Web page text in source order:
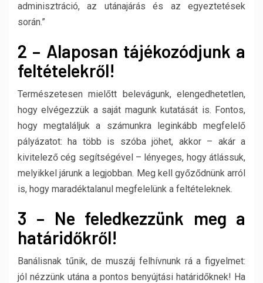
adminisztráció, az utánajárás és az egyeztetések
során.”
2 – Alaposan tájékozódjunk a
feltételekről!
Természetesen mielőtt belevágunk, elengedhetetlen,
hogy elvégezzük a saját magunk kutatását is. Fontos,
hogy megtaláljuk a számunkra leginkább megfelelő
pályázatot: ha több is szóba jöhet, akkor – akár a
kivitelező cég segítségével – lényeges, hogy átlássuk,
melyikkel járunk a legjobban. Meg kell győződnünk arról
is, hogy maradéktalanul megfelelünk a feltételeknek.
3 – Ne feledkezzünk meg a
határidőkről!
Banálisnak tűnik, de muszáj felhívnunk rá a figyelmet:
jól nézzünk utána a pontos benyújtási határidőknek! Ha